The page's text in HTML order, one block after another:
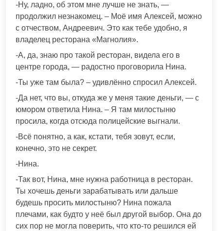
-Ну, ладно, об этом мне лучше не знать, —
продолжил незнакомец. – Моё имя Алексей, можно
с отчеством, Андреевич. Это как тебе удобно, я
владелец ресторана «Магнолия».
-А, да, знаю про такой ресторан, видела его в
центре города, — радостно проговорила Нина.
-Ты уже там была? – удивлённо спросил Алексей.
-Да нет, что вы, откуда же у меня такие деньги, — с
юмором ответила Нина. – Я там милостыню
просила, когда отсюда полицейские выгнали.
-Всё понятно, а как, кстати, тебя зовут, если,
конечно, это не секрет.
-Нина.
-Так вот, Нина, мне нужна работница в ресторан.
Ты хочешь деньги зарабатывать или дальше
будешь просить милостыню? Нина пожала
плечами, как будто у неё был другой выбор. Она до
сих пор не могла поверить, что кто-то решился ей